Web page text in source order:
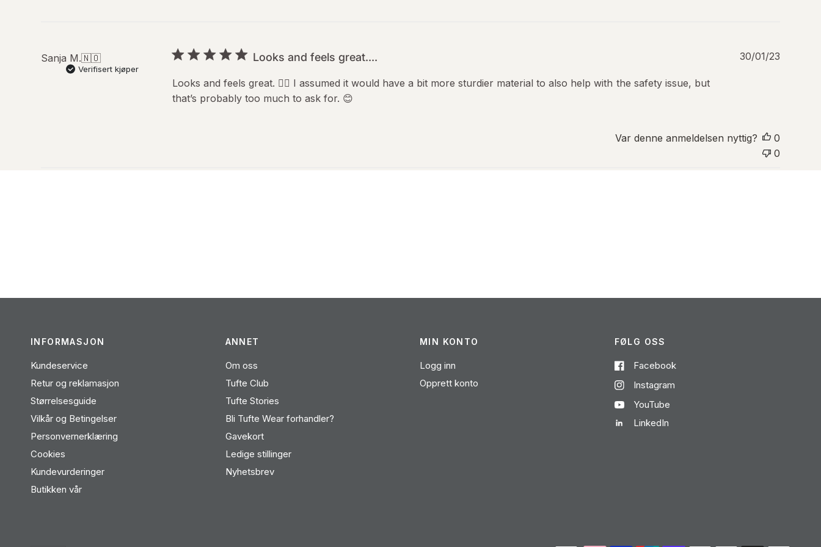
Sanja M.🇳🇴
Verifisert kjøper
Looks and feels great....
Looks and feels great. 👍🏼 I assumed it would have a bit more sturdier material to also help with the safety issue, but
that’s probably too much to ask for. 😊
P
r
i
30/01/23
Var denne anmeldelsen nyttig?
0
0
INFORMASJON
Kundeservice
Retur og reklamasjon
Størrelsesguide
Vilkår og Betingelser
Personvernerklæring
Cookies
Kundevurderinger
Butikken vår
ANNET
Om oss
Tufte Club
Tufte Stories
Bli Tufte Wear forhandler?
Gavekort
Ledige stillinger
Nyhetsbrev
MIN KONTO
Logg inn
Opprett konto
FØLG OSS
Facebook
Instagram
YouTube
LinkedIn